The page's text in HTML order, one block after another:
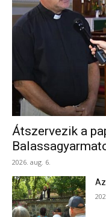
Átszervezik a
2026. aug. 6.